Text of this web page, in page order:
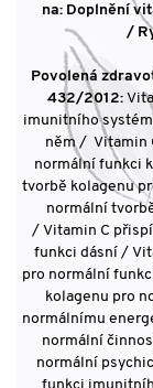
na: Doplnění
/
Povolená
432/2012:
imunitního
něm / Vitamin
normální funkci
tvorbě kolagenu
normální
/ Vitamin C
funkci dásní /
pro normální
kolagenu pro
normálnímu
normální
normální